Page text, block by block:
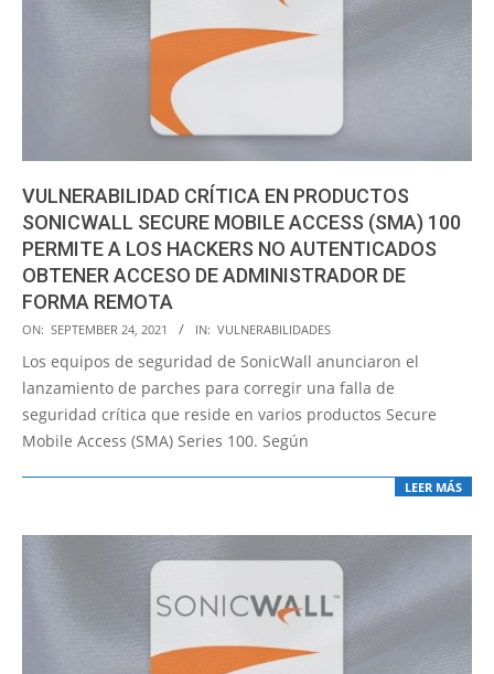
VULNERABILIDAD CRÍTICA EN PRODUCTOS
SONICWALL SECURE MOBILE ACCESS (SMA) 100
PERMITE A LOS HACKERS NO AUTENTICADOS
OBTENER ACCESO DE ADMINISTRADOR DE
FORMA REMOTA
2021-
09-
24
ON: SEPTEMBER 24, 2021 IN: VULNERABILIDADES
Los equipos de seguridad de SonicWall anunciaron el
lanzamiento de parches para corregir una falla de
seguridad crítica que reside en varios productos Secure
Mobile Access (SMA) Series 100. Según
LEER MÁS